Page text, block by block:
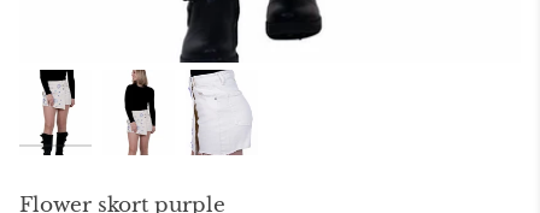
Flower skort purple